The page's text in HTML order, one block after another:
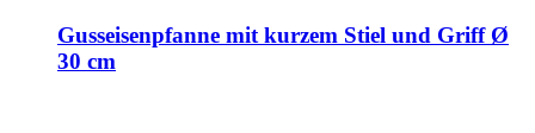
Gusseisenpfanne mit kurzem Stiel und Griff Ø
30 cm